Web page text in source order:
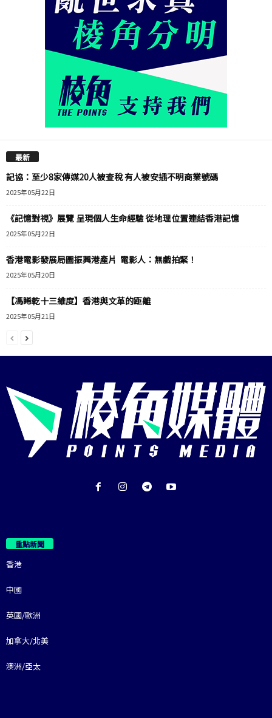
最新
記協：至少8家傳媒20人被查稅 有人被安插不明商業號碼
2025年05月22日
《記憶對視》展覽 呈現個人生命經驗 從地理位置連結香港記憶
2025年05月22日
香港電影發展局圖振興港產片 電影人：無戲拍緊！
2025年05月20日
【馮睎乾十三維度】香港與文革的距離
2025年05月21日
重點新聞
香港
中國
英國/歐洲
加拿大/北美
澳洲/亞太